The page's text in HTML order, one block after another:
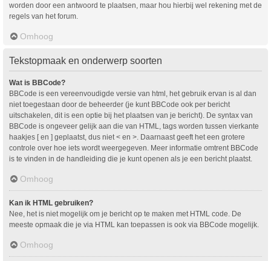
worden door een antwoord te plaatsen, maar hou hierbij wel rekening met de
regels van het forum.
Omhoog
Tekstopmaak en onderwerp soorten
Wat is BBCode?
BBCode is een vereenvoudigde versie van html, het gebruik ervan is al dan
niet toegestaan door de beheerder (je kunt BBCode ook per bericht
uitschakelen, dit is een optie bij het plaatsen van je bericht). De syntax van
BBCode is ongeveer gelijk aan die van HTML, tags worden tussen vierkante
haakjes [ en ] geplaatst, dus niet < en >. Daarnaast geeft het een grotere
controle over hoe iets wordt weergegeven. Meer informatie omtrent BBCode
is te vinden in de handleiding die je kunt openen als je een bericht plaatst.
Omhoog
Kan ik HTML gebruiken?
Nee, het is niet mogelijk om je bericht op te maken met HTML code. De
meeste opmaak die je via HTML kan toepassen is ook via BBCode mogelijk.
Omhoog